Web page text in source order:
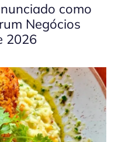
como
Negócios
2026